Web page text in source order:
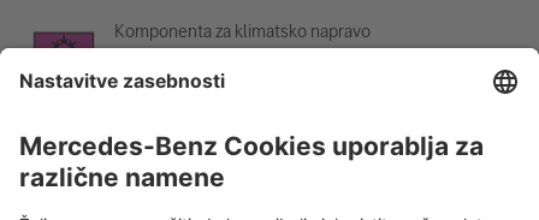
Komponenta za klimatsko napravo